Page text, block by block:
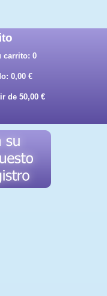
carrito: 0
0,00 €
de 50,00 €